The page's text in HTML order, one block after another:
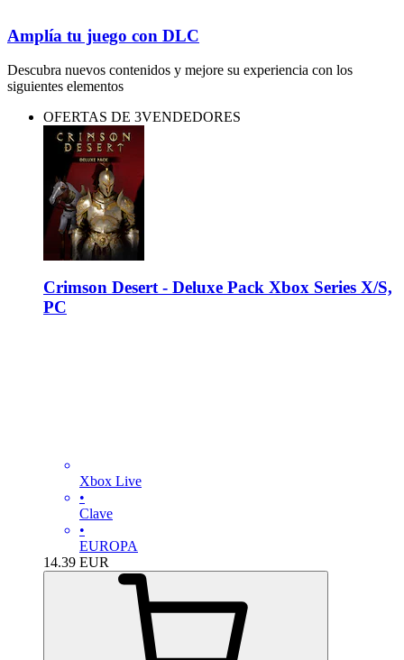
Amplía tu juego con DLC
Descubra nuevos contenidos y mejore su experiencia con los
siguientes elementos
OFERTAS DE 3VENDEDORES
Crimson Desert - Deluxe Pack Xbox Series X/S,
PC
Xbox Live
•
Clave
•
EUROPA
14.39 EUR